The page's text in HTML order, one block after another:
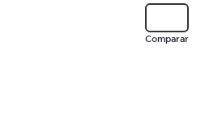
Comparar